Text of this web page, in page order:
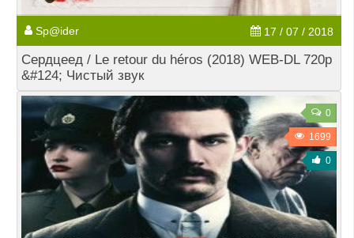
Sp@ider 17 / 07 / 2018
Сердцеед / Le retour du héros (2018) WEB-DL 720p
&#124; Чистый звук
0
1699
0